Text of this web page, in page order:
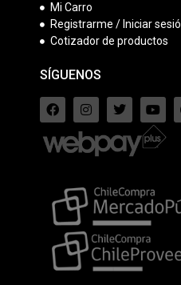
Mi Carro
Registrarme / Iniciar
Cotizador de productos
SÍGUENOS